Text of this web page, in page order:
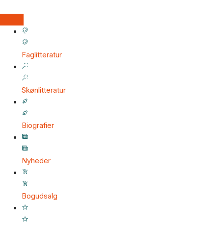
Faglitteratur
Skønlitteratur
Biografier
Nyheder
Bogudsalg